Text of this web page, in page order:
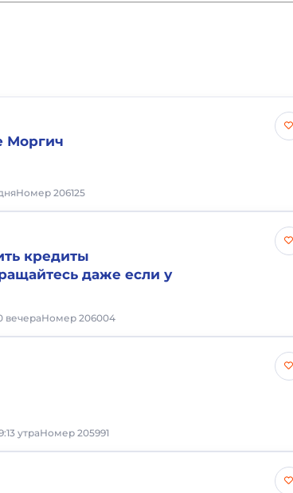
Моргич
Номер 206125
кредиты
даже если у
вечераНомер 206004
утраНомер 205991